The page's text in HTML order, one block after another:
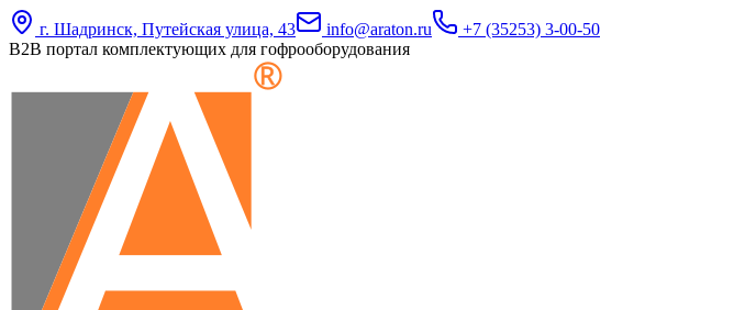
г. Шадринск, Путейская улица, 43 info@araton.ru
+7 (35253) 3-00-50
B2B портал комплектующих для гофрооборудования